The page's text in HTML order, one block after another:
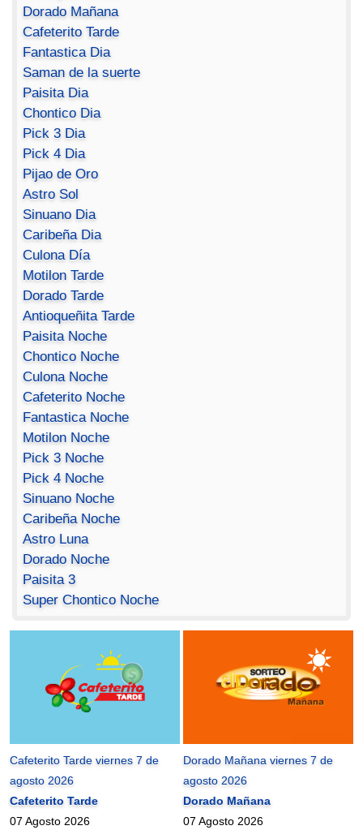
Dorado Mañana
Cafeterito Tarde
Fantastica Dia
Saman de la suerte
Paisita Dia
Chontico Dia
Pick 3 Dia
Pick 4 Dia
Pijao de Oro
Astro Sol
Sinuano Dia
Caribeña Dia
Culona Día
Motilon Tarde
Dorado Tarde
Antioqueñita Tarde
Paisita Noche
Chontico Noche
Culona Noche
Cafeterito Noche
Fantastica Noche
Motilon Noche
Pick 3 Noche
Pick 4 Noche
Sinuano Noche
Caribeña Noche
Astro Luna
Dorado Noche
Paisita 3
Super Chontico Noche
Cafeterito Tarde viernes 7 de
agosto 2026
Cafeterito Tarde
07 Agosto 2026
Dorado Mañana viernes 7 de
agosto 2026
Dorado Mañana
07 Agosto 2026